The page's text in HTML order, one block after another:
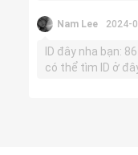
Nam Lee 2024-
ID đây nha bạn:
có thể tìm ID ở